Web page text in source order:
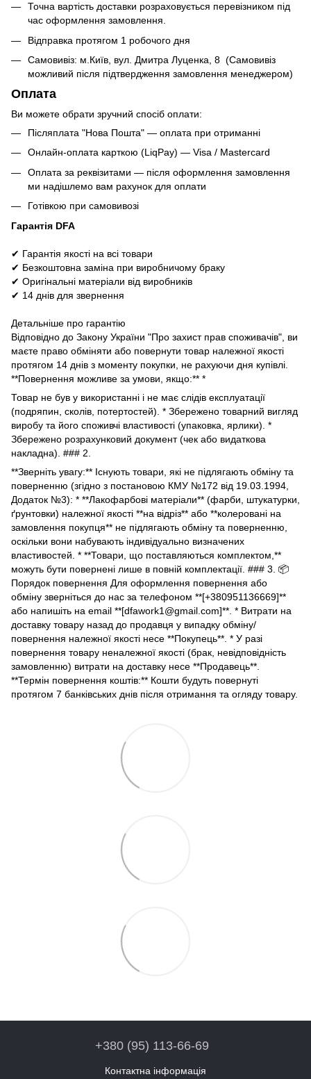
Точна вартість доставки розраховується перевізником під
час оформлення замовлення.
Відправка протягом 1 робочого дня
Самовивіз: м.Київ, вул. Дмитра Луценка, 8 (Самовивіз
можливий після підтвердження замовлення менеджером)
Оплата
Ви можете обрати зручний спосіб оплати:
Післяплата "Нова Пошта" — оплата при отриманні
Онлайн-оплата карткою (LiqPay) — Visa / Mastercard
Оплата за реквізитами — після оформлення замовлення
ми надішлемо вам рахунок для оплати
Готівкою при самовивозі
Гарантія DFA
✔ Гарантія якості на всі товари
✔ Безкоштовна заміна при виробничому браку
✔ Оригінальні матеріали від виробників
✔ 14 днів для звернення
Детальніше про гарантію
Відповідно до Закону України "Про захист прав споживачів", ви
маєте право обміняти або повернути товар належної якості
протягом 14 днів з моменту покупки, не рахуючи дня купівлі.
**Повернення можливе за умови, якщо:** *
Товар не був у використанні і не має слідів експлуатації
(подряпин, сколів, потертостей). * Збережено товарний вигляд
виробу та його споживчі властивості (упаковка, ярлики). *
Збережено розрахунковий документ (чек або видаткова
накладна). ### 2.
**Зверніть увагу:** Існують товари, які не підлягають обміну та
поверненню (згідно з постановою КМУ №172 від 19.03.1994,
Додаток №3): * **Лакофарбові матеріали** (фарби, штукатурки,
ґрунтовки) належної якості **на відріз** або **колеровані на
замовлення покупця** не підлягають обміну та поверненню,
оскільки вони набувають індивідуально визначених
властивостей. * **Товари, що поставляються комплектом,**
можуть бути повернені лише в повній комплектації. ### 3. 📦
Порядок повернення Для оформлення повернення або
обміну зверніться до нас за телефоном **[+380951136669]**
або напишіть на email **[dfawork1@gmail.com]**. * Витрати на
доставку товару назад до продавця у випадку обміну/
повернення належної якості несе **Покупець**. * У разі
повернення товару неналежної якості (брак, невідповідність
замовленню) витрати на доставку несе **Продавець**.
**Термін повернення коштів:** Кошти будуть повернуті
протягом 7 банківських днів після отримання та огляду товару.
+380 (95) 113-66-69
Контактна інформація